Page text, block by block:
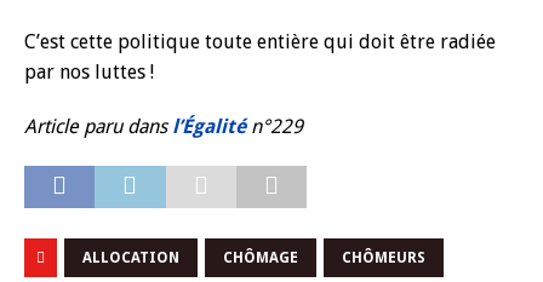
C’est cette politique toute entière qui doit être radiée
par nos luttes !
Article paru dans l’Égalitén°229
ALLOCATION CHÔMAGE CHÔMEURS